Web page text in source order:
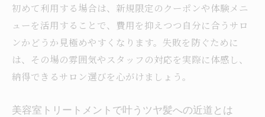
美容室の最新施術で得られる満足度の違い
トリートメント体験を充実させる美容室の
工夫
美容室での本格ケアが必要な髪質タイプと
理想の髪に近づく美容室厳選トリートメン
初めて利用する場合は、新規限定のクーポンや体験メニ
ューを活用することで、費用を抑えつつ自分に合うサロ
ンかどうか見極めやすくなります。失敗を防ぐために
は、その場の雰囲気やスタッフの対応を実際に体感し、
納得できるサロン選びを心がけましょう。
美容室トリートメントで叶うツヤ髪への近道とは